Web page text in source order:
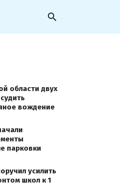
search
области двух
вождение
парковки
усилить
школ к 1